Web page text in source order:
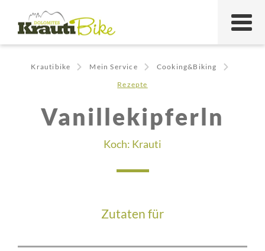
Krautibike Mein Service
Cooking&Biking
Rezepte
Vanillekipferln
Koch: Krauti
Zutaten für